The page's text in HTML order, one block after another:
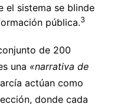
el sistema se blinde
pública.3
de 200
una «narrativa de
actúan como
donde cada